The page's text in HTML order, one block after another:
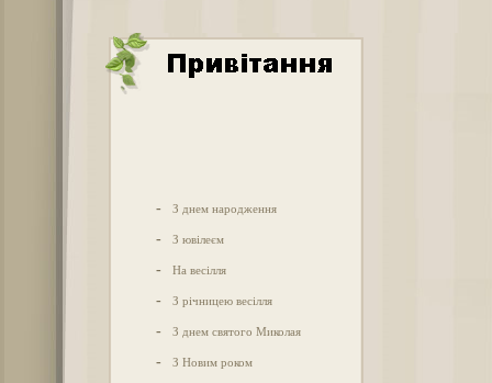
- З днем народження
- З ювілеєм
- На весілля
- З річницею весілля
- З днем святого Миколая
- З Новим роком